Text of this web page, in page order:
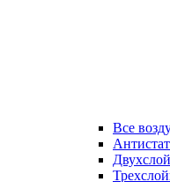
Все